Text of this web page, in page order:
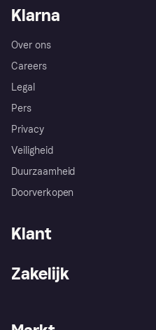
Klarna
Over ons
Careers
Legal
Pers
Privacy
Veiligheid
Duurzaamheid
Doorverkopen
Klant
Winkeloverzicht
Zakelijk
Zakelijke login